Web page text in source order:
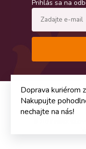
Prihlás sa na
Doprava kuriérom
Nakupujte
nechajte na nás!